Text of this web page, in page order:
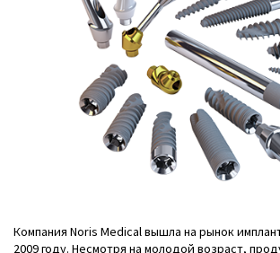
Компания Noris Medical вышла на рынок
2009 году. Несмотря на молодой возраст,